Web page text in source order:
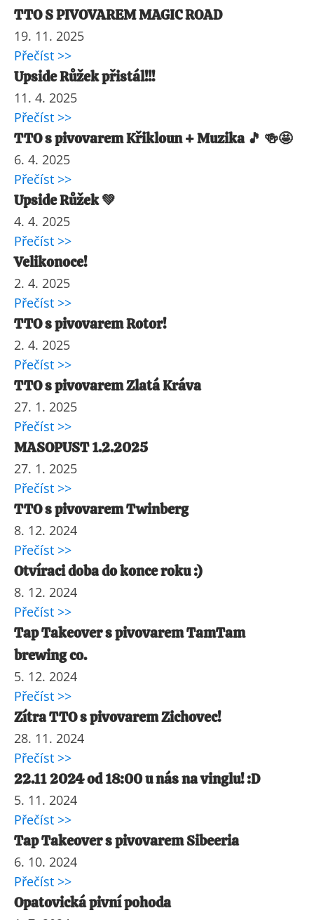
TTO S PIVOVAREM MAGIC ROAD
19. 11. 2025
Přečíst >>
Upside Růžek přistál!!!
11. 4. 2025
Přečíst >>
TTO s pivovarem Křikloun + Muzika 🎵 🍻🤩
6. 4. 2025
Přečíst >>
Upside Růžek 💚
4. 4. 2025
Přečíst >>
Velikonoce!
2. 4. 2025
Přečíst >>
TTO s pivovarem Rotor!
2. 4. 2025
Přečíst >>
TTO s pivovarem Zlatá Kráva
27. 1. 2025
Přečíst >>
MASOPUST 1.2.2025
27. 1. 2025
Přečíst >>
TTO s pivovarem Twinberg
8. 12. 2024
Přečíst >>
Otvíraci doba do konce roku :)
8. 12. 2024
Přečíst >>
Tap Takeover s pivovarem TamTam
brewing co.
5. 12. 2024
Přečíst >>
Zítra TTO s pivovarem Zichovec!
28. 11. 2024
Přečíst >>
22.11 2024 od 18:00 u nás na vinglu! :D
5. 11. 2024
Přečíst >>
Tap Takeover s pivovarem Sibeeria
6. 10. 2024
Přečíst >>
Opatovická pivní pohoda